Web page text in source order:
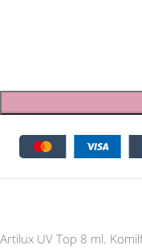
Artilux UV Top 8 ml.